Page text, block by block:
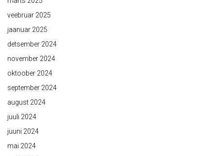
veebruar 2025
jaanuar 2025
detsember 2024
november 2024
oktoober 2024
september 2024
august 2024
juuli 2024
juuni 2024
mai 2024